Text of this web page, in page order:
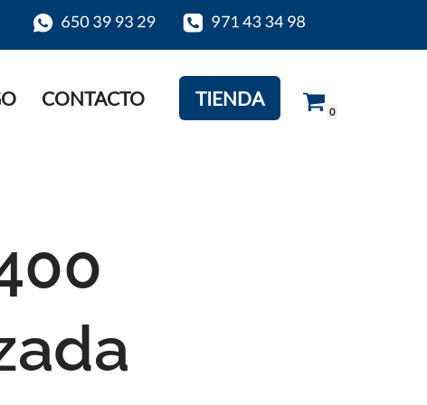
CONTACTO TIENDA
0